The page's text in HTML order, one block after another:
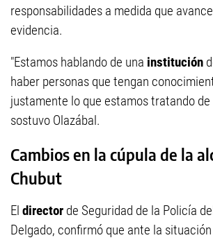
responsabilidades a medida que
evidencia.
"Estamos hablando de una institución
haber personas que tengan
justamente lo que estamos tratando
sostuvo Olazábal.
Cambios en la cúpula de la
Chubut
El director de Seguridad de la Policía
Delgado, confirmó que ante la